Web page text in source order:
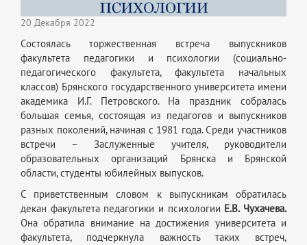
20 Декабря 2022
Состоялась торжественная встреча выпускников
факультета педагогики и психологии (социально-
педагогического факультета, факультета начальных
классов) Брянского государственного университета имени
академика И.Г. Петровского. На праздник собралась
большая семья, состоящая из педагогов и выпускников
разных поколений, начиная с 1981 года. Среди участников
встречи – Заслуженные учителя, руководители
образовательных организаций Брянска и Брянской
области, студенты юбилейных выпусков.
С приветственным словом к выпускникам обратилась
декан факультета педагогики и психологии Е.В. Чухачева.
Она обратила внимание на достижения университета и
факультета, подчеркнула важность таких встреч,